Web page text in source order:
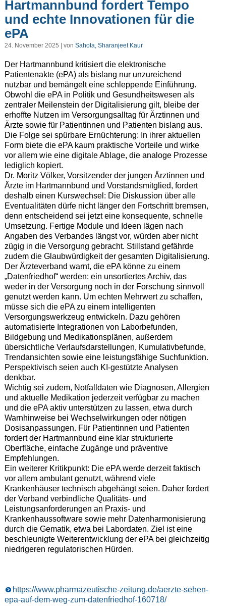
Hartmannbund fordert Tempo
und echte Innovationen für die
ePA
24. November 2025 | von Sahota, Sharanjeet Kaur
Der Hartmannbund kritisiert die elektronische
Patientenakte (ePA) als bislang nur unzureichend
nutzbar und bemängelt eine schleppende Einführung.
Obwohl die ePA in Politik und Gesundheitswesen als
zentraler Meilenstein der Digitalisierung gilt, bleibe der
erhoffte Nutzen im Versorgungsalltag für Ärztinnen und
Ärzte sowie für Patientinnen und Patienten bislang aus.
Die Folge sei spürbare Ernüchterung: In ihrer aktuellen
Form biete die ePA kaum praktische Vorteile und wirke
vor allem wie eine digitale Ablage, die analoge Prozesse
lediglich kopiert.
Dr. Moritz Völker, Vorsitzender der jungen Ärztinnen und
Ärzte im Hartmannbund und Vorstandsmitglied, fordert
deshalb einen Kurswechsel: Die Diskussion über alle
Eventualitäten dürfe nicht länger den Fortschritt bremsen,
denn entscheidend sei jetzt eine konsequente, schnelle
Umsetzung. Fertige Module und Ideen lägen nach
Angaben des Verbandes längst vor, würden aber nicht
zügig in die Versorgung gebracht. Stillstand gefährde
zudem die Glaubwürdigkeit der gesamten Digitalisierung.
Der Ärzteverband warnt, die ePA könne zu einem
„Datenfriedhof“ werden: ein unsortiertes Archiv, das
weder in der Versorgung noch in der Forschung sinnvoll
genutzt werden kann. Um echten Mehrwert zu schaffen,
müsse sich die ePA zu einem intelligenten
Versorgungswerkzeug entwickeln. Dazu gehören
automatisierte Integrationen von Laborbefunden,
Bildgebung und Medikationsplänen, außerdem
übersichtliche Verlaufsdarstellungen, Kumulativbefunde,
Trendansichten sowie eine leistungsfähige Suchfunktion.
Perspektivisch seien auch KI-gestützte Analysen
denkbar.
Wichtig sei zudem, Notfalldaten wie Diagnosen, Allergien
und aktuelle Medikation jederzeit verfügbar zu machen
und die ePA aktiv unterstützen zu lassen, etwa durch
Warnhinweise bei Wechselwirkungen oder nötigen
Dosisanpassungen. Für Patientinnen und Patienten
fordert der Hartmannbund eine klar strukturierte
Oberfläche, einfache Zugänge und präventive
Empfehlungen.
Ein weiterer Kritikpunkt: Die ePA werde derzeit faktisch
vor allem ambulant genutzt, während viele
Krankenhäuser technisch abgehängt seien. Daher fordert
der Verband verbindliche Qualitäts- und
Leistungsanforderungen an Praxis- und
Krankenhaussoftware sowie mehr Datenharmonisierung
durch die Gematik, etwa bei Labordaten. Ziel ist eine
beschleunigte Weiterentwicklung der ePA bei gleichzeitig
niedrigeren regulatorischen Hürden.
https://www.pharmazeutische-zeitung.de/aerzte-sehen-
epa-auf-dem-weg-zum-datenfriedhof-160718/